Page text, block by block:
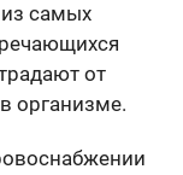
самых
от
организме.